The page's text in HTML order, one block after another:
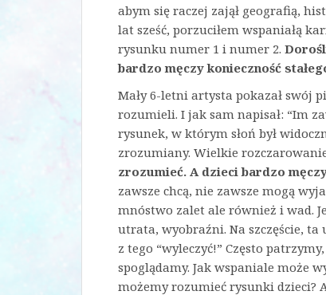
abym się raczej zajął geografią,
lat sześć, porzuciłem wspaniałą
rysunku numer 1 i numer 2.
bardzo męczy konieczność
Mały 6-letni artysta pokazał swój
rozumieli. I jak sam napisał: “Im
rysunek, w którym słoń był
zrozumiany. Wielkie
zrozumieć. A dzieci bardzo
zawsze chcą, nie zawsze mogą
mnóstwo zalet ale również i wad.
utrata, wyobraźni. Na szczęście,
z tego “wyleczyć!” Często
spoglądamy. Jak wspaniale może
możemy rozumieć rysunki dzieci?